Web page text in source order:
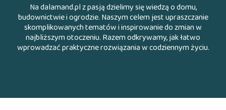
Na dalamand.pl z pasją dzielimy się wiedzą o domu,
budownictwie i ogrodzie. Naszym celem jest upraszczanie
skomplikowanych tematów i inspirowanie do zmian w
najbliższym otoczeniu. Razem odkrywamy, jak łatwo
wprowadzać praktyczne rozwiązania w codziennym życiu.